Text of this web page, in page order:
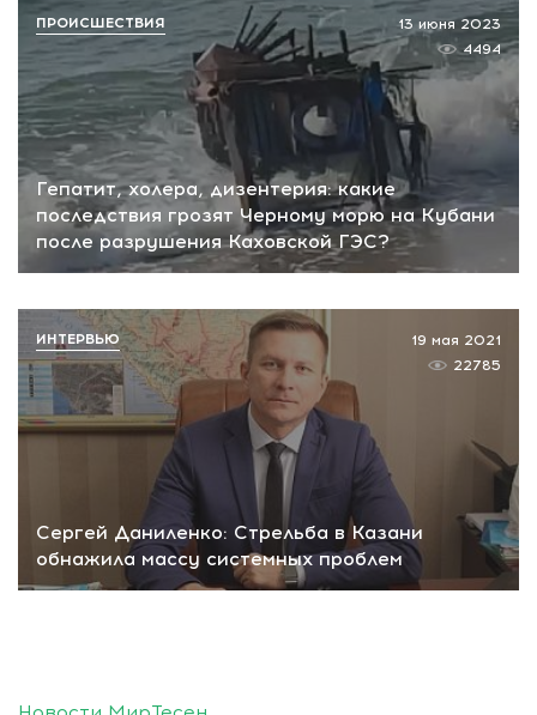
Гепатит, холера, дизентерия: какие
последствия грозят Черному морю на Кубани
после разрушения Каховской ГЭС?
13 июня 2023
4494
ПРОИСШЕСТВИЯ
Сергей Даниленко: Стрельба в Казани
обнажила массу системных проблем
19 мая 2021
22785
ИНТЕРВЬЮ